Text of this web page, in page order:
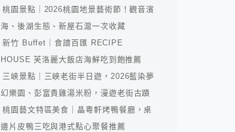
桃園景點｜2026桃園地景藝術節！觀音濱
海、後湖生態、新屋石滬一次收藏
新竹 Buffet｜食譜百匯 RECIPE
HOUSE 芙洛麗大飯店海鮮吃到飽推薦
三峽景點｜三峽老街半日遊，2026藍染夢
幻樂園、彭富貴雞湯米粉，漫遊老街古蹟
桃園藝文特區美食｜晶粵軒烤鴨餐廳，桌
邊片皮鴨三吃與港式點心聚餐推薦